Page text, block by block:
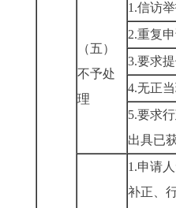
（五）
不予处
理
1.信访
2.重复
3.要求
4.无正
5.要求
出具已
1.申请
补正、